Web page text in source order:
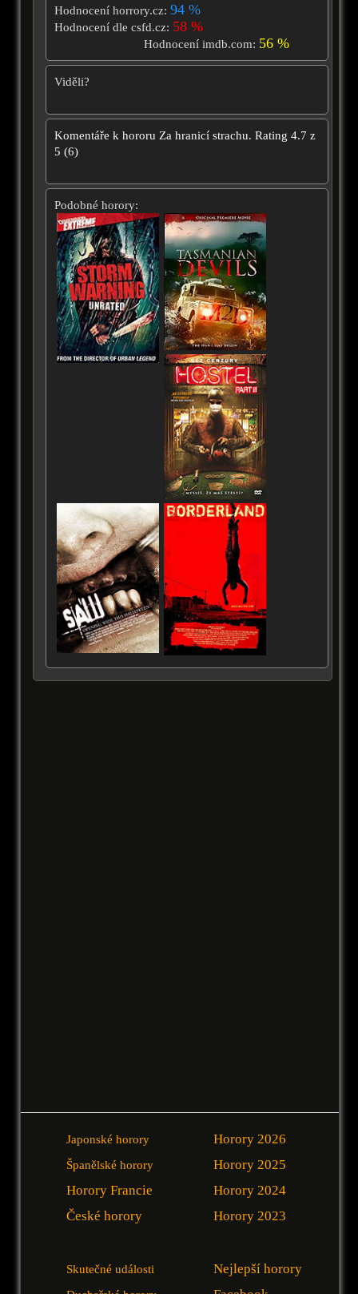
Hodnocení horrory.cz: 94 %
Hodnocení dle csfd.cz: 58 %
Hodnocení imdb.com: 56 %
Viděli?
Komentáře k hororu Za hranicí strachu. Rating 4.7 z
5 (6)
Podobné horory:
Japonské horory
Španělské horory
Horory Francie
České horory
Horory 2026
Horory 2025
Horory 2024
Horory 2023
Skutečné události
Nejlepší horory